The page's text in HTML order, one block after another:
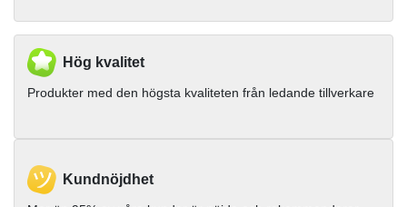
Hög kvalitet
Produkter med den högsta kvaliteten från ledande tillverkare
Kundnöjdhet